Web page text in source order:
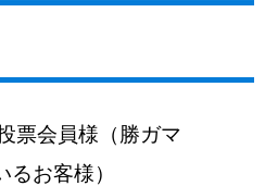
票会員様（勝ガマ
お客様）